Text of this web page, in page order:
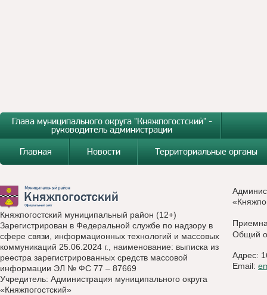
Глава муниципального округа "Княжпогостский" -
руководитель администрации
Главная
Новости Территориальные органы
Княжпогостский муниципальный район (12+)
Зарегистрирован в Федеральной службе по надзору в
сфере связи, информационных технологий и массовых
коммуникаций 25.06.2024 г., наименование: выписка из
реестра зарегистрированных средств массовой
информации ЭЛ № ФС 77 – 87669
Учредитель: Администрация муниципального округа
«Княжпогостский»
Общий
Адрес:
Email: